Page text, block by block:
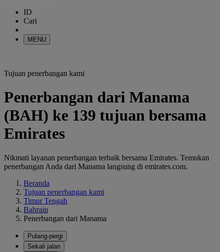
ID
Cari
MENU
Tujuan penerbangan kami
Penerbangan dari Manama
(BAH) ke 139 tujuan bersama
Emirates
Nikmati layanan penerbangan terbaik bersama Emirates. Temukan
penerbangan Anda dari Manama langsung di emirates.com.
Beranda
Tujuan penerbangan kami
Timur Tengah
Bahrain
Penerbangan dari Manama
Pulang-pergi
Sekali jalan